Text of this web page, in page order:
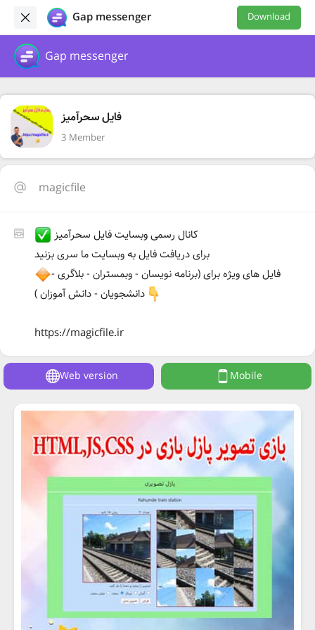
Gap messenger Download
Gap messenger
فایل سحرآمیز
3 Member
magicfile
کانال رسمی وبسایت فایل سحرآمیز
برای دریافت فایل به وبسایت ما سری بزنید
فایل های ویژه برای (برنامه نویسان - وبمستران - بلاگری -
دانشجویان - دانش آموزان )
https://magicfile.ir
Web version Mobile